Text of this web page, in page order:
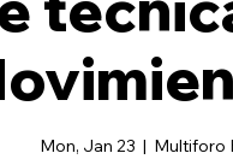
Mon, Jan 23
  |
Multiforo